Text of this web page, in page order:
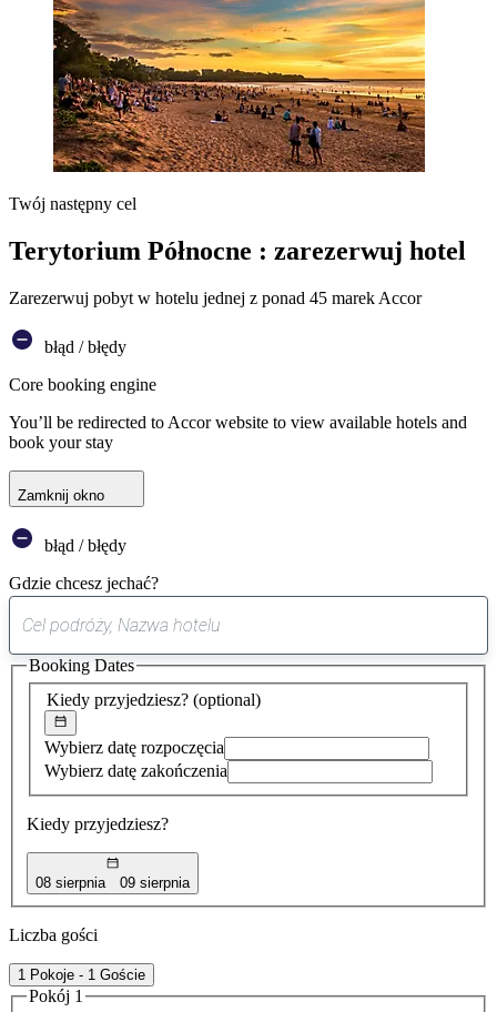
Twój następny cel
Terytorium Północne : zarezerwuj hotel
Zarezerwuj pobyt w hotelu jednej z ponad 45 marek Accor
błąd / błędy
Core booking engine
You’ll be redirected to Accor website to view available hotels and
book your stay
Zamknij okno
błąd / błędy
Gdzie chcesz jechać?
sugestia
została
znaleziona
Kiedy przyjedziesz? (optional)
Wybierz datę rozpoczęcia
Wybierz datę zakończenia
Kiedy przyjedziesz?
08 sierpnia 09 sierpnia
Booking Dates
Liczba gości
1 Pokoje - 1 Goście
Pokój 1